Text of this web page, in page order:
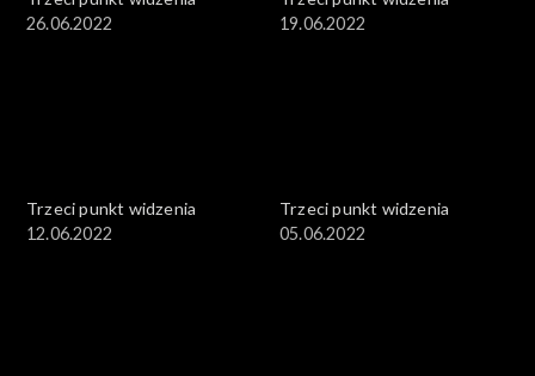
26.06.2022
19.06.2022
Trzeci punkt widzenia
12.06.2022
Trzeci punkt widzenia
05.06.2022